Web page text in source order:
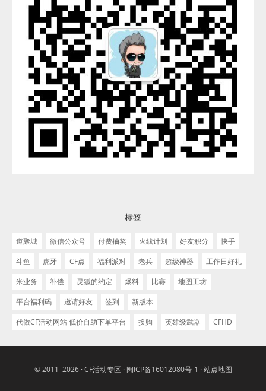
标签
道聚城 微信公众号 付费抽奖 火线计划 好友积分
快手
斗鱼
虎牙 CF点 福利派对 老兵 超级神器
工作日好礼
米业务
补偿 灵狐的约定 爆料 比赛
地图工坊
平台福利码
邀请好友 签到
新版本
代做CF活动网站 低价自助下单平台
换购 英雄级武器 CFHD
© 2011–2026 ·CF活动专区 · 闽ICP备16012080号-1 ·站点地图